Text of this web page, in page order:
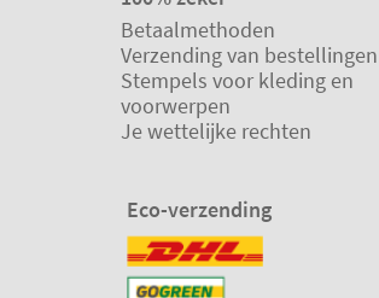
Betaalmethoden
Verzending van bestellingen
Stempels voor kleding en
voorwerpen
Je wettelijke rechten
Eco-verzending